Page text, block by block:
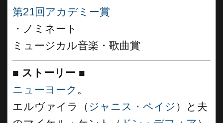
第21回アカデミー賞
・ノミネート
ミュージカル音楽・歌曲賞
■ ストーリー ■
ニューヨーク 。
エルヴァイラ（ ジャニス・ペイジ ）と夫